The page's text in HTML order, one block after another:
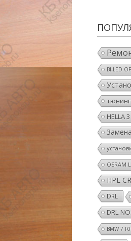
BI-LED
HELLA 3
OSRAM
HPL
DRL
DRL
BMW 7